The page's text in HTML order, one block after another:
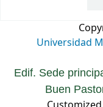
Universidad
Edif. Sede
Buen